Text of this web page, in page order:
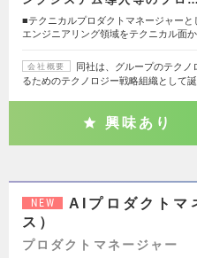
■テクニカルプロダクトマネージャー
エンジニアリング領域をテクニカル面
会社概要
同社は、グループのテク
るためのテクノロジー戦略組織として
興味あり
NEW
AIプロダクトマ
ス）
プロダクトマネージャー